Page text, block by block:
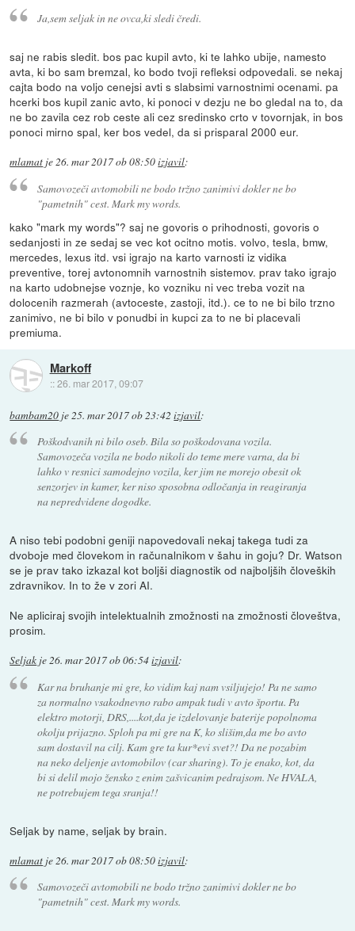
Ja,sem seljak in ne ovca,ki sledi čredi.
saj ne rabis sledit. bos pac kupil avto, ki te lahko ubije, namesto
avta, ki bo sam bremzal, ko bodo tvoji refleksi odpovedali. se nekaj
cajta bodo na voljo cenejsi avti s slabsimi varnostnimi ocenami. pa
hcerki bos kupil zanic avto, ki ponoci v dezju ne bo gledal na to, da
ne bo zavila cez rob ceste ali cez sredinsko crto v tovornjak, in bos
ponoci mirno spal, ker bos vedel, da si prisparal 2000 eur.
mlamat je26. mar 2017 ob 08:50izjavil:
Samovozeči avtomobili ne bodo tržno zanimivi dokler ne bo
"pametnih" cest. Mark my words.
kako "mark my words"? saj ne govoris o prihodnosti, govoris o
sedanjosti in ze sedaj se vec kot ocitno motis. volvo, tesla, bmw,
mercedes, lexus itd. vsi igrajo na karto varnosti iz vidika
preventive, torej avtonomnih varnostnih sistemov. prav tako igrajo
na karto udobnejse voznje, ko vozniku ni vec treba vozit na
dolocenih razmerah (avtoceste, zastoji, itd.). ce to ne bi bilo trzno
zanimivo, ne bi bilo v ponudbi in kupci za to ne bi placevali
premiuma.
Markoff
::26. mar 2017, 09:07
bambam20 je25. mar 2017 ob 23:42 izjavil:
Poškodvanih ni bilo oseb. Bila so poškodovana vozila.
Samovozeča vozila ne bodo nikoli do teme mere varna, da bi
lahko v resnici samodejno vozila, ker jim ne morejo obesit ok
senzorjev in kamer, ker niso sposobna odločanja in reagiranja
na nepredvidene dogodke.
A niso tebi podobni geniji napovedovali nekaj takega tudi za
dvoboje med človekom in računalnikom v šahu in goju? Dr. Watson
se je prav tako izkazal kot boljši diagnostik od najboljših človeških
zdravnikov. In to že v zori AI.
Ne apliciraj svojih intelektualnih zmožnosti na zmožnosti človeštva,
prosim.
Seljak je26. mar 2017 ob 06:54izjavil:
Kar na bruhanje mi gre, ko vidim kaj nam vsiljujejo! Pa ne samo
za normalno vsakodnevno rabo ampak tudi v avto športu. Pa
elektro motorji, DRS,....kot,da je izdelovanje baterije popolnoma
okolju prijazno. Sploh pa mi gre na K, ko slišim,da me bo avto
sam dostavil na cilj. Kam gre ta kur*evi svet?! Da ne pozabim
na neko deljenje avtomobilov (car sharing). To je enako, kot, da
bi si delil mojo žensko z enim zašvicanim pedrajsom. Ne HVALA,
ne potrebujem tega sranja!!
Seljak by name, seljak by brain.
mlamat je26. mar 2017 ob 08:50izjavil:
Samovozeči avtomobili ne bodo tržno zanimivi dokler ne bo
"pametnih" cest. Mark my words.